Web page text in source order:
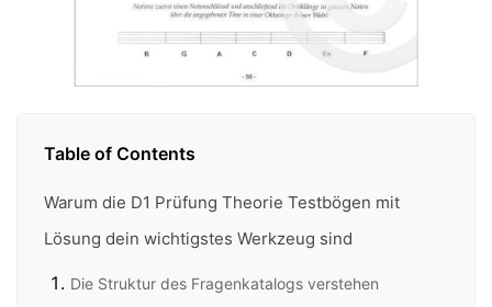
Table of Contents
Warum die D1 Prüfung Theorie Testbögen mit
Lösung dein wichtigstes Werkzeug sind
Die Struktur des Fragenkatalogs verstehen